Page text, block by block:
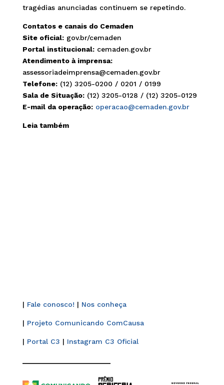
tragédias anunciadas continuem se repetindo.
Contatos e canais do Cemaden
Site oficial:gov.br/cemaden
Portal institucional:cemaden.gov.br
Atendimento à imprensa:
assessoriadeimprensa@cemaden.gov.br
Telefone:(12) 3205-0200 / 0201 / 0199
Sala de Situação:(12) 3205-0128 / (12) 3205-0129
E-mail da operação: operacao@cemaden.gov.br
Leia também
| Fale conosco! | Nos conheça
| Projeto Comunicando ComCausa
| Portal C3 | Instagram C3 Oficial